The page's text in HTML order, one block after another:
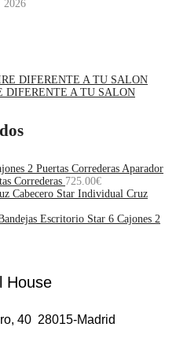
2026
DIFERENTE A TU SALON
DIFERENTE A TU SALON
Aparador
Correderas 725.00€
Cabecero Star Individual Cruz
Escritorio Star 6 Cajones 2
House
40 28015-Madrid